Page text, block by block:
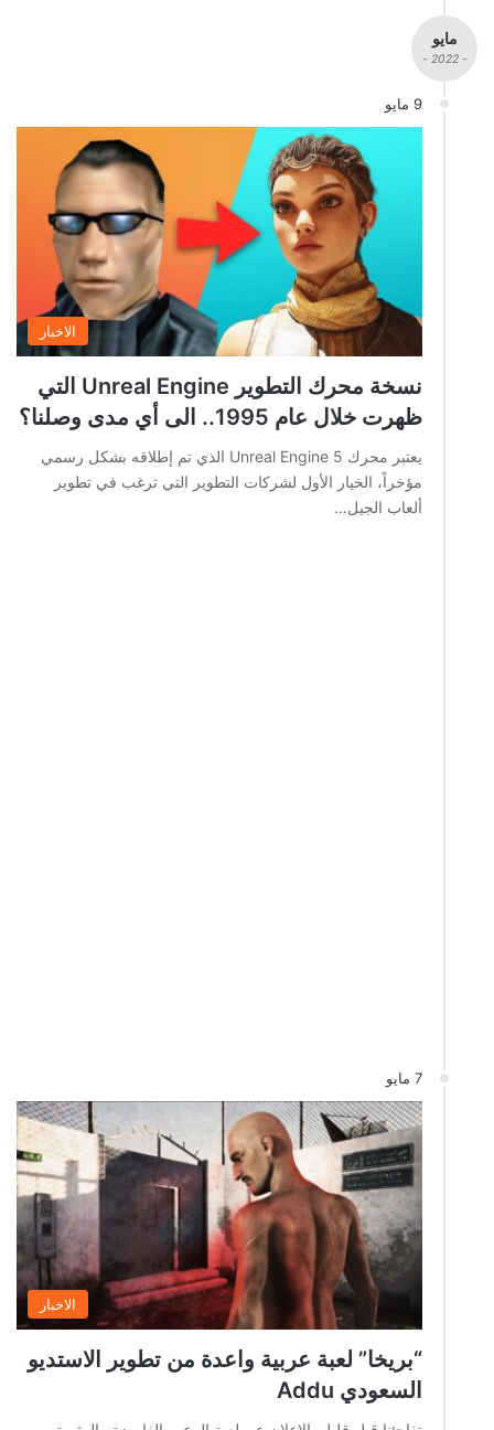
مايو
- 2022 -
9 مايو
الاخبار
نسخة محرك التطوير Unreal Engine التي
ظهرت خلال عام 1995.. الى أي مدى وصلنا؟
يعتبر محرك Unreal Engine 5 الذي تم إطلاقه بشكل رسمي
مؤخراً، الخيار الأول لشركات التطوير التي ترغب في تطوير
ألعاب الجيل…
7 مايو
الاخبار
“بريخا” لعبة عربية واعدة من تطوير الاستديو
السعودي Addu